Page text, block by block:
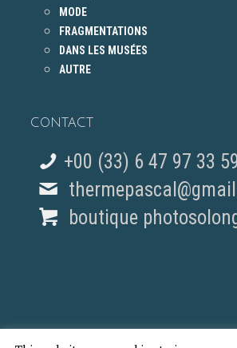
MODE
FRAGMENTATIONS
DANS LES MUSÉES
AUTRE
CONTACT
+00 (33) 6 47 97 33
boutique